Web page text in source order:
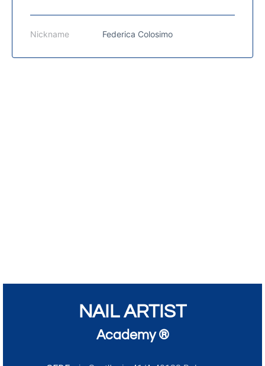
Nickname Federica Colosimo
NAIL ARTIST
Academy ®